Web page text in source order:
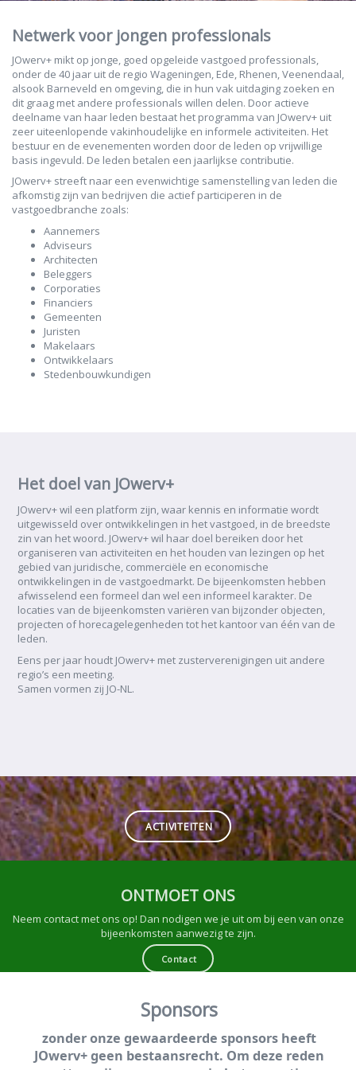
Netwerk voor jongen professionals
JOwerv+ mikt op jonge, goed opgeleide vastgoed professionals,
onder de 40 jaar uit de regio Wageningen, Ede, Rhenen, Veenendaal,
alsook Barneveld en omgeving, die in hun vak uitdaging zoeken en
dit graag met andere professionals willen delen. Door actieve
deelname van haar leden bestaat het programma van JOwerv+ uit
zeer uiteenlopende vakinhoudelijke en informele activiteiten. Het
bestuur en de evenementen worden door de leden op vrijwillige
basis ingevuld. De leden betalen een jaarlijkse contributie.
JOwerv+ streeft naar een evenwichtige samenstelling van leden die
afkomstig zijn van bedrijven die actief participeren in de
vastgoedbranche zoals:
Aannemers
Adviseurs
Architecten
Beleggers
Corporaties
Financiers
Gemeenten
Juristen
Makelaars
Ontwikkelaars
Stedenbouwkundigen
Het doel van JOwerv+
JOwerv+ wil een platform zijn, waar kennis en informatie wordt
uitgewisseld over ontwikkelingen in het vastgoed, in de breedste
zin van het woord. JOwerv+ wil haar doel bereiken door het
organiseren van activiteiten en het houden van lezingen op het
gebied van juridische, commerciële en economische
ontwikkelingen in de vastgoedmarkt. De bijeenkomsten hebben
afwisselend een formeel dan wel een informeel karakter. De
locaties van de bijeenkomsten variëren van bijzonder objecten,
projecten of horecagelegenheden tot het kantoor van één van de
leden.
Eens per jaar houdt JOwerv+ met zusterverenigingen uit andere
regio’s een meeting.
Samen vormen zij JO-NL.
ACTIVITEITEN
ONTMOET ONS
Neem contact met ons op! Dan nodigen we je uit om bij een van onze
bijeenkomsten aanwezig te zijn.
Contact
Sponsors
zonder onze gewaardeerde sponsors heeft
JOwerv+ geen bestaansrecht. Om deze reden